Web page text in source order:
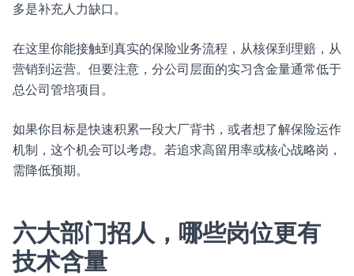
多是补充人力缺口。
在这里你能接触到真实的保险业务流程，从核保到理赔，从
营销到运营。但要注意，分公司层面的实习含金量通常低于
总公司管培项目。
如果你目标是快速积累一段大厂背书，或者想了解保险运作
机制，这个机会可以考虑。若追求高留用率或核心战略岗，
需降低预期。
六大部门招人，哪些岗位更有
技术含量